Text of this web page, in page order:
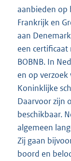
aanbieden op
Frankrijk en
aan
een
BOBNB. In
en op
Koninklijke
Daarvoor zijn
beschikbaar.
algemeen
Zij gaan
boord en